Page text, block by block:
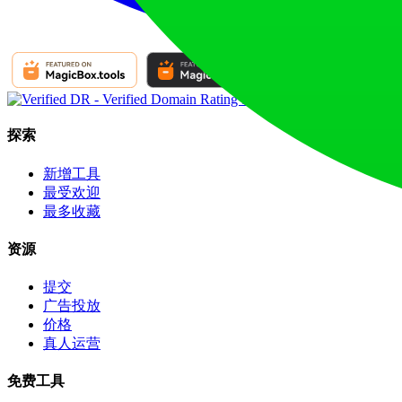
探索
新增工具
最受欢迎
最多收藏
资源
提交
广告投放
价格
真人运营
免费工具